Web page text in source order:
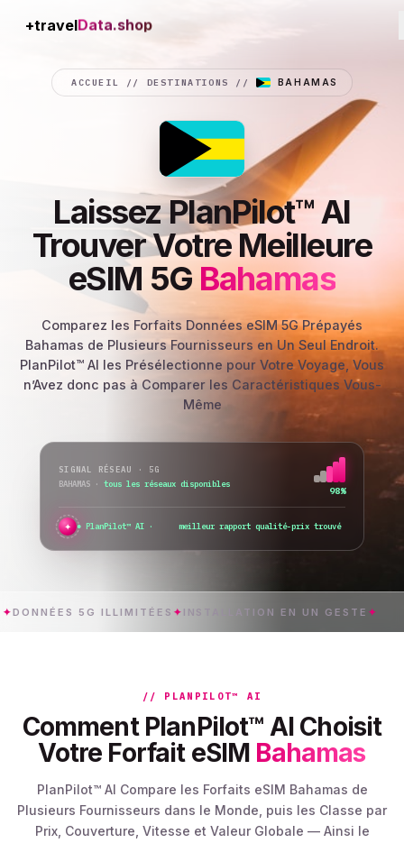
+travelConnection
ACCUEIL // DESTINATIONS // BAHAMAS
Laissez PlanPilot™ AI
Trouver Votre Meilleure
eSIM 5G Bahamas
Comparez les Forfaits Données eSIM 5G Prépayés
Bahamas de Plusieurs Fournisseurs en Un Seul Endroit.
PlanPilot™ AI les Présélectionne pour Votre Voyage, Vous
n’Avez donc pas à Comparer les Caractéristiques Vous-
Même
SIGNAL RÉSEAU · 5G
BAHAMAS · je change de réseau...
76%
✦ PlanPilot™ AI · je vérifie l’act
5G ILLIMITÉES✦INSTALLATION EN UN GESTE ✦
// PLANPILOT™ AI
Comment PlanPilot™ AI Choisit
Votre Forfait eSIM Bahamas
PlanPilot™ AI Compare les Forfaits eSIM Bahamas de
Plusieurs Fournisseurs dans le Monde, puis les Classe par
Prix, Couverture, Vitesse et Valeur Globale — Ainsi le